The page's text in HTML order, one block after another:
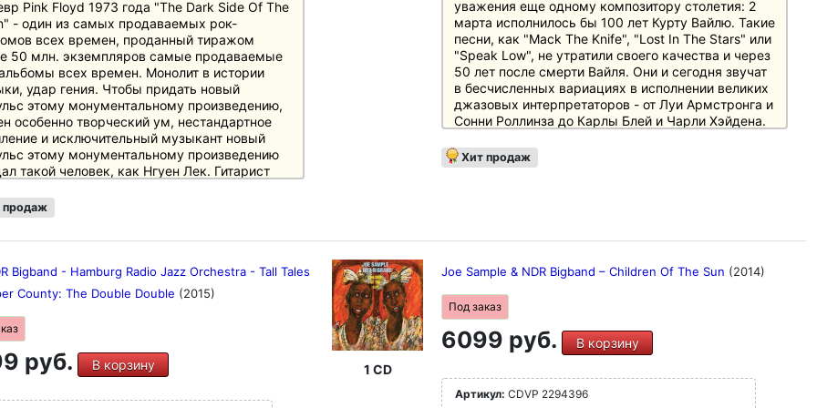
Pink Floyd 1973 года "The Dark Side Of The
- один из самых продаваемых рок-
всех времен, проданный тиражом
50 млн. экземпляров самые продаваемые
всех времен. Монолит в истории
удар гения. Чтобы придать новый
этому монументальному произведению,
особенно творческий ум, нестандартное
и исключительный музыкант новый
этому монументальному произведению
такой человек, как Нгуен Лек. Гитарист
уже продемонстрировал в прошлом с
альбома "Purple - celebrating Jimi
материал из истории рока в свой
космос. Вместе с британским
Майклом Гиббсом Ле
легендарный альбом для биг-бэнда
NDR Big Band.
двух экспертов фьюжн-джаза - Гэри
- на альбоме присутствует гостья,
продаж
уважения еще одному композитору столетия: 2
марта исполнилось бы 100 лет Курту Вайлю. Такие
песни, как "Mack The Knife", "Lost In The Stars" или
"Speak Low", не утратили своего качества и через
50 лет после смерти Вайля. Они и сегодня звучат
в бесчисленных вариациях в исполнении великих
джазовых интерпретаторов - от Луи Армстронга и
Сонни Роллинза до Карлы Блей и Чарли Хэйдена.
Уже в начале 1920-х годов Курт Вайль
категорически отвергал разделение легкой и так
элементы в свои композиции. Вайль также умел
используя ясный и лаконичный музыкальный
язык. Он сочетал песни, которые мог
насвистывать каждый встречный, с высокими
художественными и политическими стандартами.
единомышленника, который, как и он, жадно
впитывал все стилистические влияния, чтобы
Хит продаж
Bigband - Hamburg Radio Jazz Orchestra - Tall Tales
County: The Double Double (2015)
руб. В корзину 1 CD
Joe Sample & NDR Bigband ‎– Children Of The Sun (2014)
Под заказ
6099 руб. В корзину
Артикул: CDVP 2294396